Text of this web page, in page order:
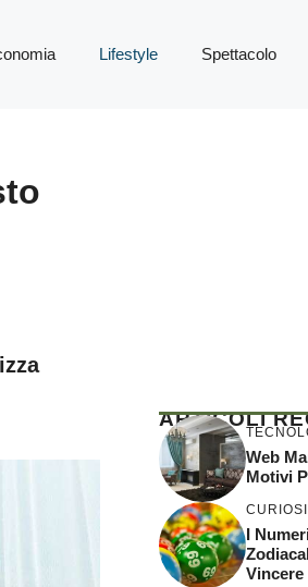
Lifestyle Spettacolo
ARTICOLI
Web
Motivi
I